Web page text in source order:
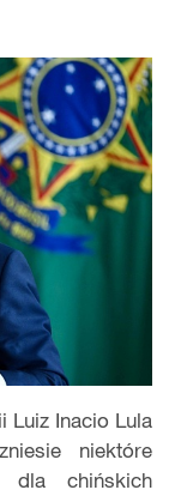
Luiz Inacio Lula
niektóre
dla chińskich